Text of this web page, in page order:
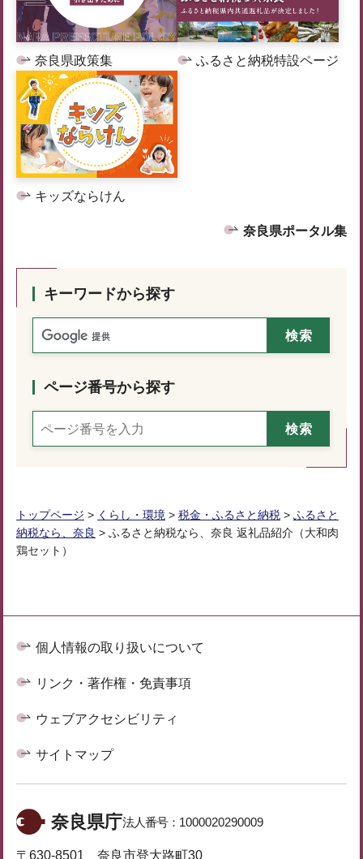
奈良県政策集 ふるさと納税特設ページ
キッズならけん
奈良県ポータル集
キーワードから探す
ページ番号から探す
トップページ > くらし・環境 > 税金・ふるさと納税 > ふるさと
納税なら、奈良 > ふるさと納税なら、奈良 返礼品紹介（大和肉
鶏セット）
個人情報の取り扱いについて
リンク・著作権・免責事項
ウェブアクセシビリティ
サイトマップ
奈良県庁法人番号： 1000020290009
〒630-8501 奈良市登大路町30